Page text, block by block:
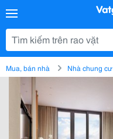
Mua, bán nhà Nhà chung cư